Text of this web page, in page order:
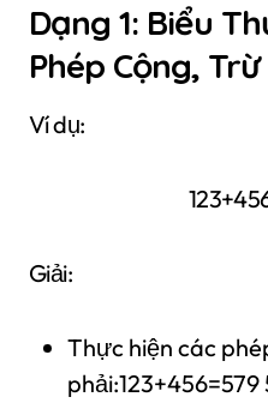
Dạng 1: Biểu
Phép Cộng, Trừ
Ví dụ:
Giải:
Thực hiện các
phải:123+456=579